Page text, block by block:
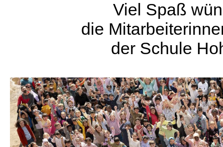
Viel Spaß
die
der Schule